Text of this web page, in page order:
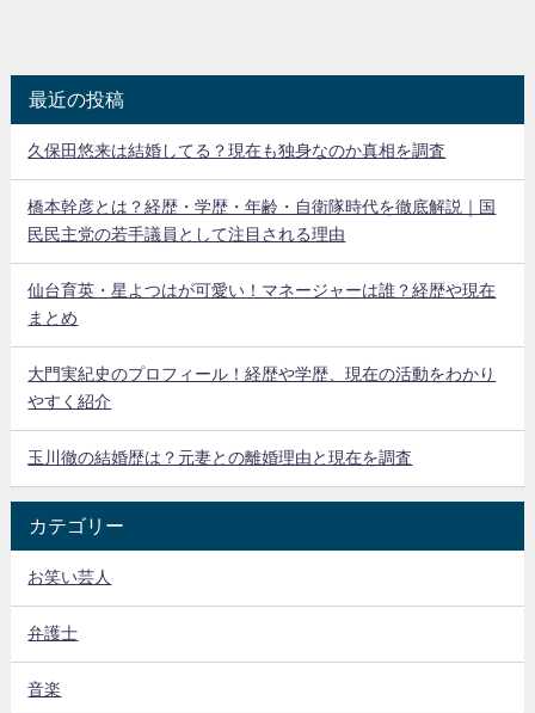
最近の投稿
久保田悠来は結婚してる？現在も独身なのか真相を調査
橋本幹彦とは？経歴・学歴・年齢・自衛隊時代を徹底解説｜国
民民主党の若手議員として注目される理由
仙台育英・星よつはが可愛い！マネージャーは誰？経歴や現在
まとめ
大門実紀史のプロフィール！経歴や学歴、現在の活動をわかり
やすく紹介
玉川徹の結婚歴は？元妻との離婚理由と現在を調査
カテゴリー
お笑い芸人
弁護士
音楽